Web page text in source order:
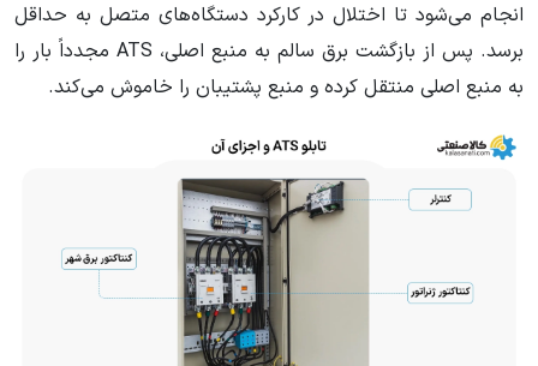
انجام می‌شود تا اختلال در کارکرد دستگاه‌های متصل به حداقل
برسد. پس از بازگشت برق سالم به منبع اصلی، ATS مجدداً بار را
به منبع اصلی منتقل کرده و منبع پشتیبان را خاموش می‌کند.